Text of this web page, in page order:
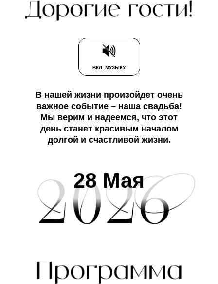
В нашей жизни произойдет очень
важное событие – наша свадьба!
Мы верим и надеемся, что этот
день станет красивым началом
долгой и счастливой жизни.
28 Мая
ВКЛ. МУЗЫКУ